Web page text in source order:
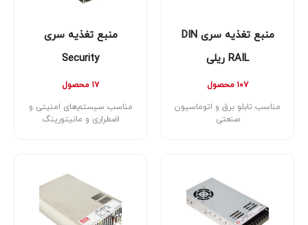
منبع تغذیه سری DIN
RAIL ریلی
۱۰۷ محصول
مناسب تابلو برق و اتوماسیون
صنعتی
منبع تغذیه سری
Security
۱۷ محصول
مناسب سیستم‌های امنیتی و
اضطراری و مانیتورینگ